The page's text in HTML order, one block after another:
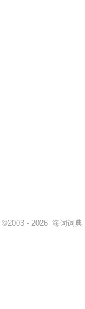
©2003 - 2026 海词词典